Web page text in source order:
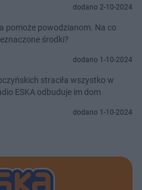
dodano 2-10-2024
pomoże powodzianom. Na co
środki?
dodano 1-10-2024
straciła wszystko w
ESKA odbuduje im dom
dodano 1-10-2024